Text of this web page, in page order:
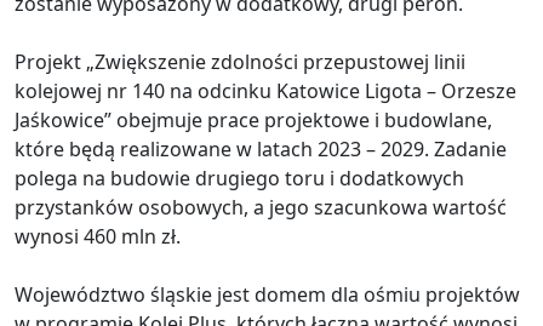
Projekt „Zwiększenie zdolności przepustowej linii
kolejowej nr 140 na odcinku Katowice Ligota – Orzesze
Jaśkowice” obejmuje prace projektowe i budowlane,
które będą realizowane w latach 2023 – 2029. Zadanie
polega na budowie drugiego toru i dodatkowych
przystanków osobowych, a jego szacunkowa wartość
wynosi 460 mln zł.
Województwo śląskie jest domem dla ośmiu projektów